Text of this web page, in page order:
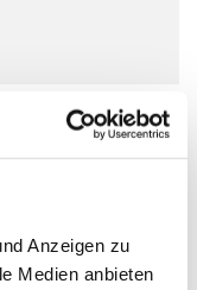
Anzeigen zu
Medien anbieten